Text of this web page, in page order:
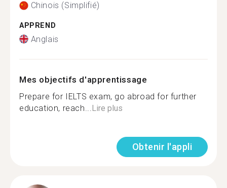
Chinois (Simplifié)
APPREND
Anglais
Mes objectifs d'apprentissage
Prepare for IELTS exam, go abroad for further
education, reach... Lire plus
Obtenir l'appli